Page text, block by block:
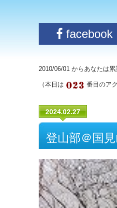
facebook
2010/06/01 からあなたは累
（本日は 番目のア
2024.02.27
登山部＠国